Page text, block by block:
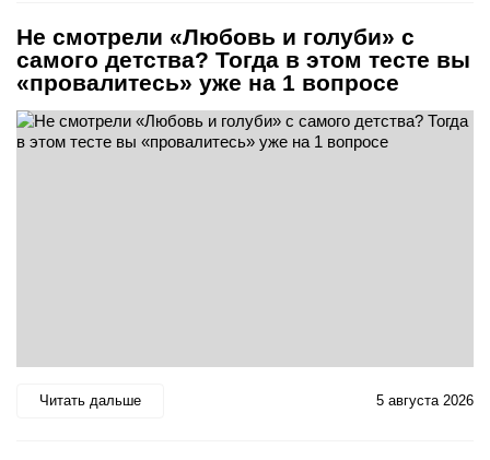
Не смотрели «Любовь и голуби» с
самого детства? Тогда в этом тесте вы
«провалитесь» уже на 1 вопросе
Читать дальше 5 августа 2026